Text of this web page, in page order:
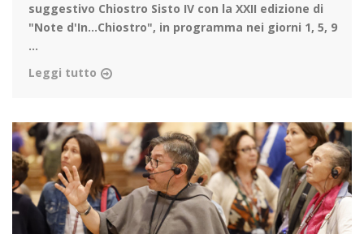
suggestivo Chiostro Sisto IV con la XXII edizione di
"Note d'In…Chiostro", in programma nei giorni 1, 5, 9
...
Leggi tutto